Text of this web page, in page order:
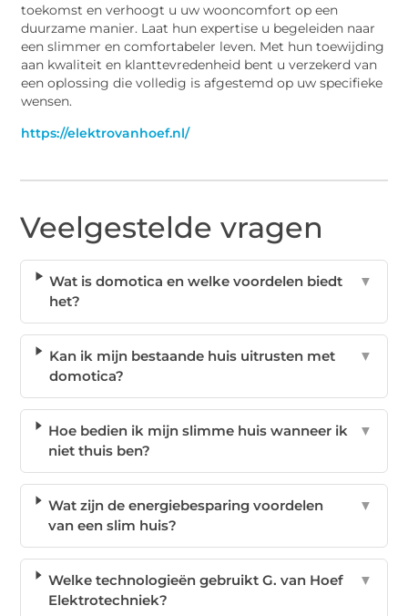
toekomst en verhoogt u uw wooncomfort op een
duurzame manier. Laat hun expertise u begeleiden naar
een slimmer en comfortabeler leven. Met hun toewijding
aan kwaliteit en klanttevredenheid bent u verzekerd van
een oplossing die volledig is afgestemd op uw specifieke
wensen.
https://elektrovanhoef.nl/
Veelgestelde vragen
Wat is domotica en welke voordelen biedt
het?
▼
Kan ik mijn bestaande huis uitrusten met
domotica?
▼
Hoe bedien ik mijn slimme huis wanneer ik
niet thuis ben?
▼
Wat zijn de energiebesparing voordelen
van een slim huis?
▼
Welke technologieën gebruikt G. van Hoef
Elektrotechniek?
▼